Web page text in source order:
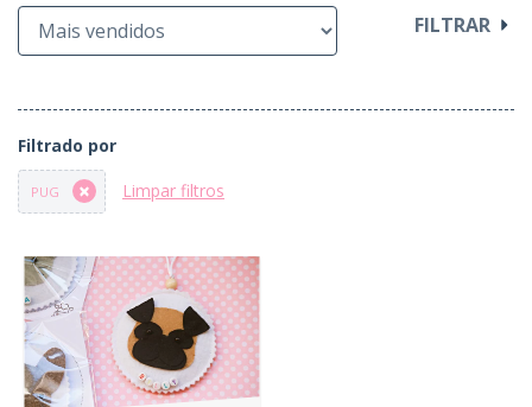
FILTRAR
Filtrado por
PUG Limpar filtros